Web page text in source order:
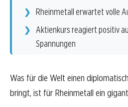
Rheinmetall erwartet volle
Aktienkurs reagiert positiv
Spannungen
Was für die Welt einen
bringt, ist für Rheinmetall ein